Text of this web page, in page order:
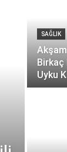
SAĞLIK
Uyku